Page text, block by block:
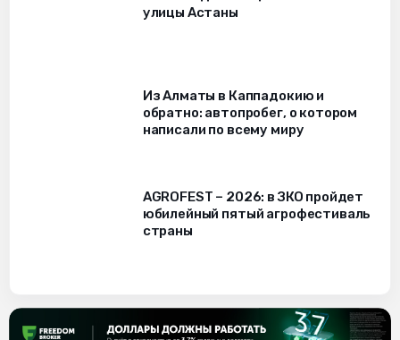
улицы Астаны
Из Алматы в Каппадокию и
обратно: автопробег, о котором
написали по всему миру
AGROFEST – 2026: в ЗКО пройдет
юбилейный пятый агрофестиваль
страны